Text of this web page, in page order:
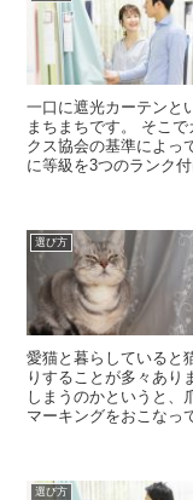
一口に遮光カーテンと
まちまちです。 そこ
クス協会の基準によっ
に等級を3つのランク
選び方
愛猫と暮らしていると
りすることが多々あり
しまうのかというと、
マーキングをおこなっ
選び方